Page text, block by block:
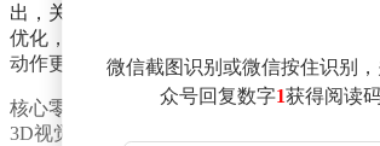
出，关节模组的轻量化设计是当前研发重
优化，新产品的重量和体积分别减少了20%
动作更灵活、负载能力更强。
核心零部件的国产化突破同样为人形机器
3D视觉传感器为例，这一被视为机器人“眼
微信截图识别或微信按住识别
众号回复数字1获得阅读